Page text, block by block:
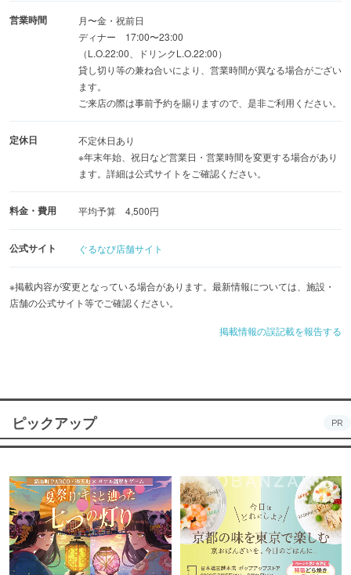
営業時間
月〜金・祝前日
ディナー 17:00〜23:00
（L.O.22:00、ドリンクL.O.22:00）
貸し切り等の兼ね合いにより、営業時間が異なる場合がござい
ます。
ご来店の際は事前予約を賜りますので、是非ご利用ください。
定休日
不定休日あり
※年末年始、祝日など営業日・営業時間を変更する場合があり
ます。詳細は公式サイトをご確認ください。
料金・費用 平均予算 4,500円
公式サイト ぐるなび店舗サイト
※掲載内容が変更となっている場合があります。最新情報については、施設・
店舗の公式サイト等でご確認ください。
掲載情報の誤記載を報告する
ピックアップ PR